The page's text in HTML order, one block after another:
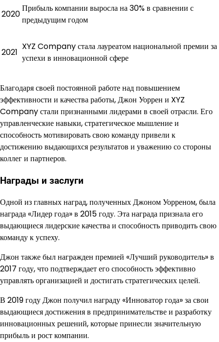
2020
Прибыль компании выросла на 30% в сравнении с
предыдущим годом
2021
XYZ Company стала лауреатом национальной премии за
успехи в инновационной сфере
Благодаря своей постоянной работе над повышением
эффективности и качества работы, Джон Уоррен и XYZ
Company стали признанными лидерами в своей отрасли. Его
управленческие навыки, стратегическое мышление и
способность мотивировать свою команду привели к
достижению выдающихся результатов и уважению со стороны
коллег и партнеров.
Награды и заслуги
Одной из главных наград, полученных Джоном Уорреном, была
награда «Лидер года» в 2015 году. Эта награда признала его
выдающиеся лидерские качества и способность приводить свою
команду к успеху.
Джон также был награжден премией «Лучший руководитель» в
2017 году, что подтверждает его способность эффективно
управлять организацией и достигать стратегических целей.
В 2019 году Джон получил награду «Инноватор года» за свои
выдающиеся достижения в предпринимательстве и разработку
инновационных решений, которые принесли значительную
прибыль и рост компании.